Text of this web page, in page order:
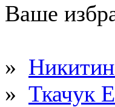
Ваше
»
» Ткачук